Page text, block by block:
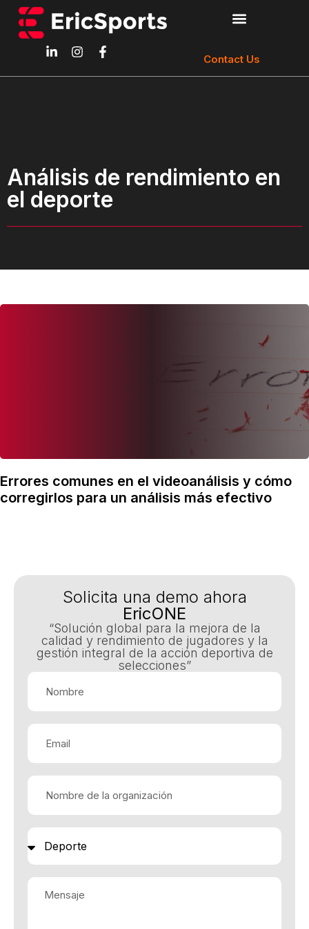
Contact Us
Análisis de rendimiento en
el deporte
Errores comunes en el videoanálisis y cómo
corregirlos para un análisis más efectivo
Solicita una demo ahora
EricONE
“Solución global para la mejora de la
calidad y rendimiento de jugadores y la
gestión integral de la acción deportiva de
selecciones”